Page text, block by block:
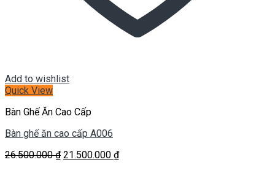
Add to wishlist
Quick View
Bàn Ghế Ăn Cao Cấp
Bàn ghế ăn cao cấp A006
26.500.000₫ Giá
21.500.000 ₫Giá